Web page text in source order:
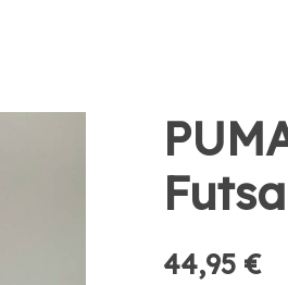
44,95 €